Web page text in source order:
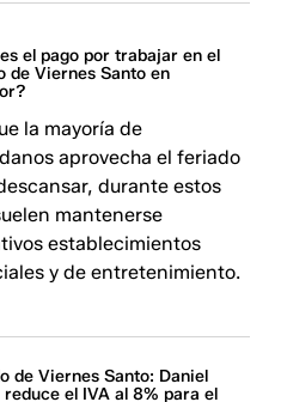
el pago por trabajar en el
de Viernes Santo en
la mayoría de
aprovecha el feriado
durante estos
mantenerse
establecimientos
y de entretenimiento.
de Viernes Santo: Daniel
reduce el IVA al 8% para el